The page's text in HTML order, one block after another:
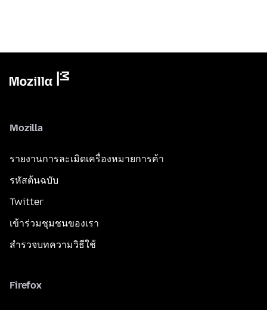
Mozilla
รายงานการละเมิดเครื่องหมายการค้า
รหัสต้นฉบับ
Twitter
เข้าร่วมชุมชนของเรา
สำรวจบทความวิธีใช้
Firefox